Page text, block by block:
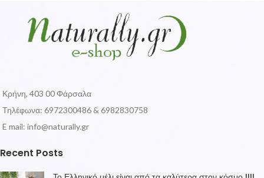
Κρήνη, 403 00 Φάρσαλα
Τηλέφωνα: 6972300486 & 6982830758
E mail: info@naturally.gr
Recent Posts